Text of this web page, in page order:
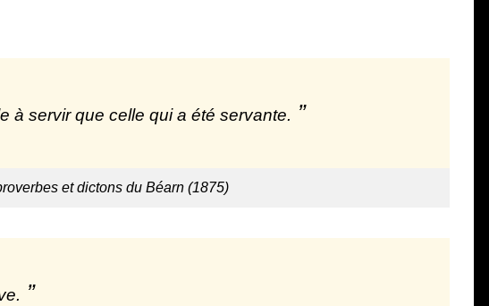
à servir que celle qui a été servante.
et dictons du Béarn (1875)